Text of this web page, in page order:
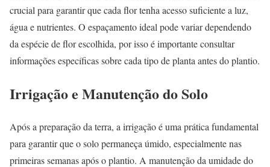
crucial para garantir que cada flor tenha acesso suficiente a luz,
água e nutrientes. O espaçamento ideal pode variar dependendo
da espécie de flor escolhida, por isso é importante consultar
informações específicas sobre cada tipo de planta antes do plantio.
Irrigação e Manutenção do Solo
Após a preparação da terra, a irrigação é uma prática fundamental
para garantir que o solo permaneça úmido, especialmente nas
primeiras semanas após o plantio. A manutenção da umidade do